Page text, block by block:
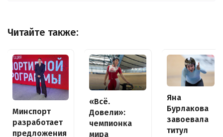
Читайте также:
Минспорт
разработает
предложения
«Всё.
Довели»:
чемпионка
мира
Яна
Бурлакова
завоевала
титул